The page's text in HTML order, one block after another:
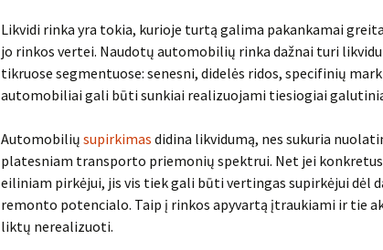
Likvidi rinka yra tokia, kurioje turtą galima pakankamai
jo rinkos vertei. Naudotų automobilių rinka dažnai turi
tikruose segmentuose: senesni, didelės ridos, specifinių
automobiliai gali būti sunkiai realizuojami tiesiogiai
Automobilių supirkimas didina likvidumą, nes sukuria
platesniam transporto priemonių spektrui. Net jei
eiliniam pirkėjui, jis vis tiek gali būti vertingas supirkėjui dėl
remonto potencialo. Taip į rinkos apyvartą įtraukiami ir tie
liktų nerealizuoti.